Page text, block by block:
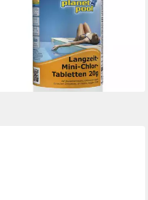
Chlor-Tabletten 20 g
20,99 €
(20,99 €/ 1 kg)
lieferbar - in 2-3 Werktagen bei dir